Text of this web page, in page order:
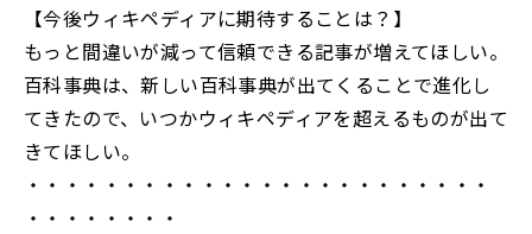
【今後ウィキペディアに期待することは？】
もっと間違いが減って信頼できる記事が増えてほしい。
百科事典は、新しい百科事典が出てくることで進化し
てきたので、いつかウィキペディアを超えるものが出て
きてほしい。
・・・・・・・・・・・・・・・・・・・・・・・・
・・・・・・・・